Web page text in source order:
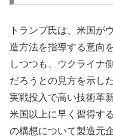
トランプ氏は、米国が
造方法を指導する意向
しつつも、ウクライナ
だろうとの見方を示し
実戦投入で高い技術革
米国以上に早く習得す
の構想について製造元